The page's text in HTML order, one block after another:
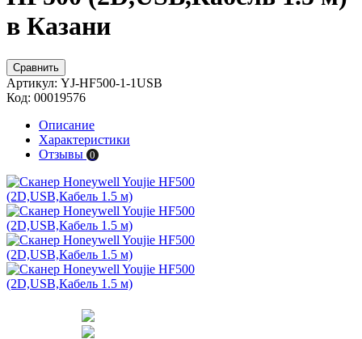
в Казани
Сравнить
Артикул: YJ-HF500-1-1USB
Код: 00019576
Описание
Характеристики
Отзывы 0